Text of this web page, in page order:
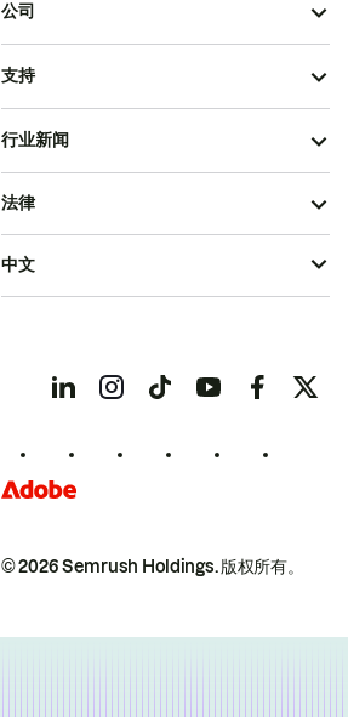
公司
支持
行业新闻
© 2026 Semrush Holdings.版权所有。
法律
中文